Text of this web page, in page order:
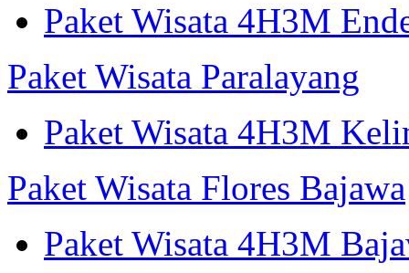
Paket Wisata 4H3M
Paket Wisata Paralayang
Paket Wisata 4H3M
Paket Wisata Flores Bajawa
Paket Wisata 4H3M